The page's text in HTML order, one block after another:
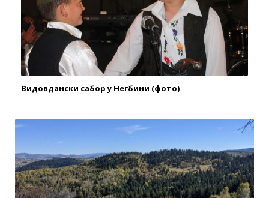
Видовдански сабор у Негбини (фото)